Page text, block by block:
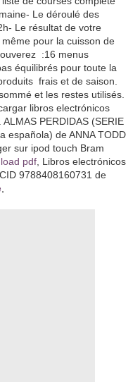
Le déroulé des
Le résultat de votre
pour la cuisson de
:16 menus
équilibrés pour toute la
frais et de saison.
et les restes utilisés.
libros electrónicos
PERDIDAS (SERIE
española) de ANNA TODD
sur ipod touch Bram
pdf , Libros electrónicos
9788408160731 de